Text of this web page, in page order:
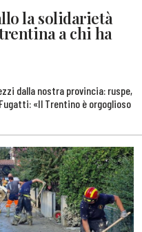
la solidarietà
a chi ha
dalla nostra provincia: ruspe,
«Il Trentino è orgoglioso